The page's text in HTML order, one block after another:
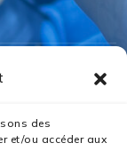
des
et/ou accéder aux